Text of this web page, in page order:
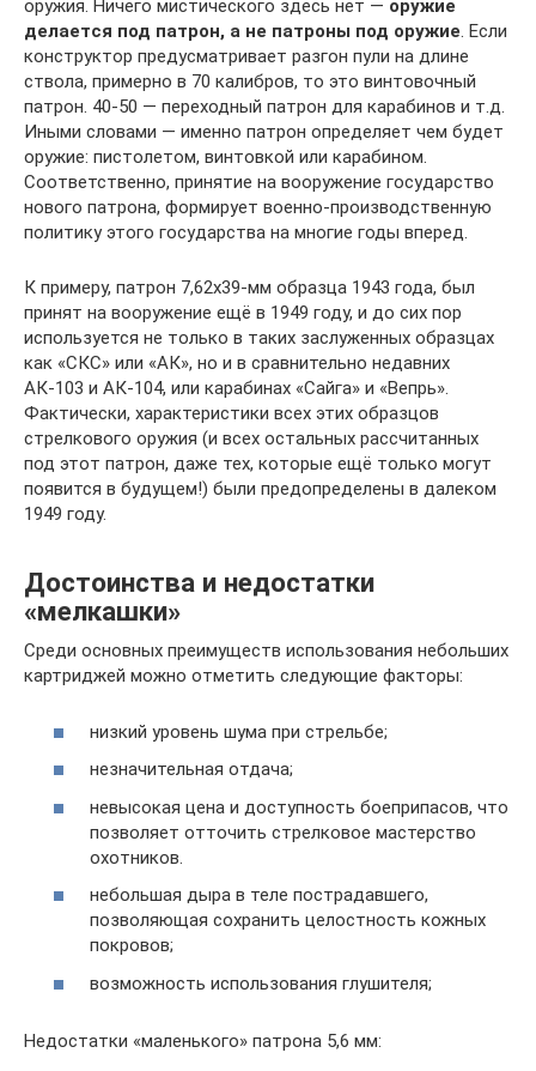
оружия. Ничего мистического здесь нет — оружие
делается под патрон, а не патроны под оружие. Если
конструктор предусматривает разгон пули на длине
ствола, примерно в 70 калибров, то это винтовочный
патрон. 40-50 — переходный патрон для карабинов и т.д.
Иными словами — именно патрон определяет чем будет
оружие: пистолетом, винтовкой или карабином.
Соответственно, принятие на вооружение государство
нового патрона, формирует военно-производственную
политику этого государства на многие годы вперед.
К примеру, патрон 7,62х39-мм образца 1943 года, был
принят на вооружение ещё в 1949 году, и до сих пор
используется не только в таких заслуженных образцах
как «СКС» или «АК», но и в сравнительно недавних
АК-103 и АК-104, или карабинах «Сайга» и «Вепрь».
Фактически, характеристики всех этих образцов
стрелкового оружия (и всех остальных рассчитанных
под этот патрон, даже тех, которые ещё только могут
появится в будущем!) были предопределены в далеком
1949 году.
Достоинства и недостатки
«мелкашки»
Среди основных преимуществ использования небольших
картриджей можно отметить следующие факторы:
низкий уровень шума при стрельбе;
незначительная отдача;
невысокая цена и доступность боеприпасов, что
позволяет отточить стрелковое мастерство
охотников.
небольшая дыра в теле пострадавшего,
позволяющая сохранить целостность кожных
покровов;
возможность использования глушителя;
Недостатки «маленького» патрона 5,6 мм: